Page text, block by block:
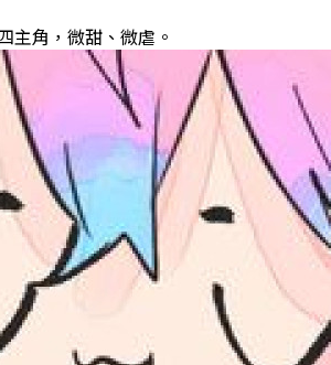
主角，微甜、微虐。